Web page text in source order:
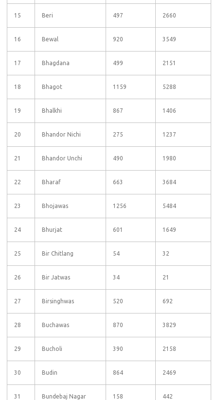
15 Beri 497 2660
16 Bewal 920 3549
17 Bhagdana 499 2151
18 Bhagot 1159 5288
19 Bhalkhi 867 1406
20 Bhandor Nichi 275 1237
21 Bhandor Unchi 490 1980
22 Bharaf 663 3684
23 Bhojawas 1256 5484
24 Bhurjat 601 1649
25 Bir Chitlang 54 32
26 Bir Jatwas 34 21
27 Birsinghwas 520 692
28 Buchawas 870 3829
29 Bucholi 390 2158
30 Budin 864 2469
31 Bundebaj Nagar 158 442